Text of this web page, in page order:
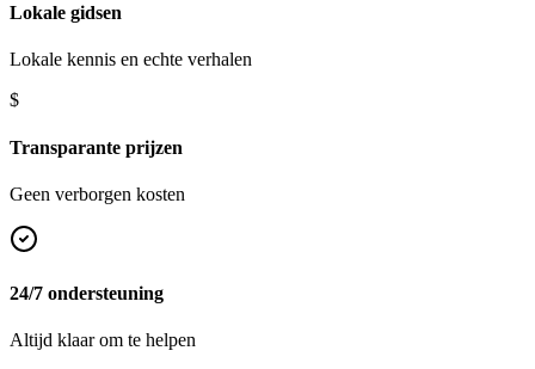
Lokale gidsen
Lokale kennis en echte verhalen
$
Transparante prijzen
Geen verborgen kosten
24/7 ondersteuning
Altijd klaar om te helpen